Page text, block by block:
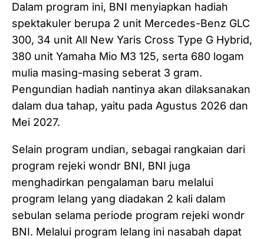
Dalam program ini, BNI menyiapkan hadiah
spektakuler berupa 2 unit Mercedes-Benz GLC
300, 34 unit All New Yaris Cross Type G Hybrid,
380 unit Yamaha Mio M3 125, serta 680 logam
mulia masing-masing seberat 3 gram.
Pengundian hadiah nantinya akan dilaksanakan
dalam dua tahap, yaitu pada Agustus 2026 dan
Mei 2027.
Selain program undian, sebagai rangkaian dari
program rejeki wondr BNI, BNI juga
menghadirkan pengalaman baru melalui
program lelang yang diadakan 2 kali dalam
sebulan selama periode program rejeki wondr
BNI. Melalui program lelang ini nasabah dapat